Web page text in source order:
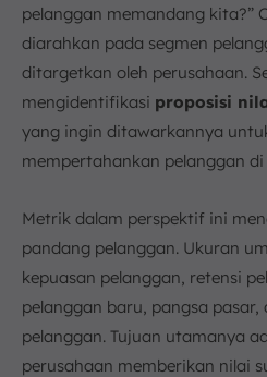
pelanggan memandang kita?”
diarahkan pada segmen
ditargetkan oleh perusahaan.
mengidentifikasi proposisi
yang ingin ditawarkannya
mempertahankan pelanggan
Metrik dalam perspektif ini
pandang pelanggan. Ukuran
kepuasan pelanggan, retensi
pelanggan baru, pangsa
pelanggan. Tujuan utamanya
perusahaan memberikan nilai